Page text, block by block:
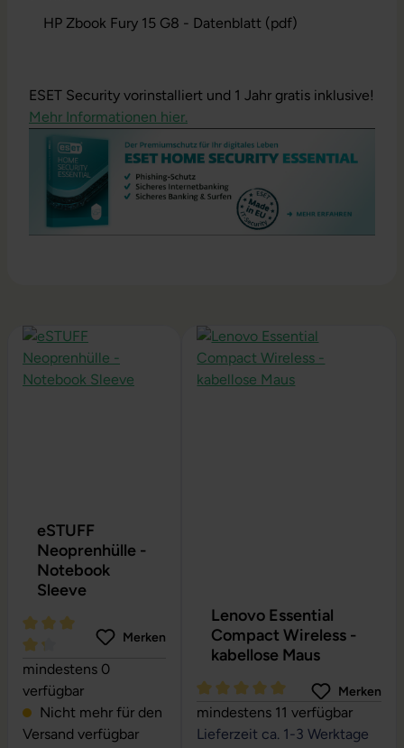
HP Zbook Fury 15 G8 - Datenblatt (pdf)
ESET Security vorinstalliert und 1 Jahr gratis inklusive!
Mehr Informationen hier.
Produktgalerie überspringen
eSTUFF
Neoprenhülle -
Notebook
Sleeve
Durchschnittliche Bewertung von 4.27 von 5 Sternen
Merken
mindestens 0
verfügbar
Nicht mehr für den
Versand verfügbar
Lenovo Essential
Compact Wireless -
kabellose Maus
Durchschnittliche Bewertung
Merken
mindestens 11 verfügbar
Lieferzeit ca. 1-3 Werktage